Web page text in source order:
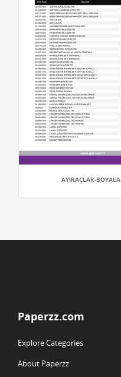
AYIRAÇLAR-
Paperzz.com
Explore Categories
About Paperzz